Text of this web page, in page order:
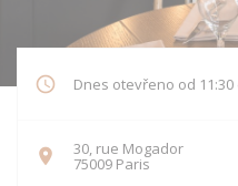
Dnes otevřeno od 11:30
30, rue Mogador
75009 Paris((otevře se v